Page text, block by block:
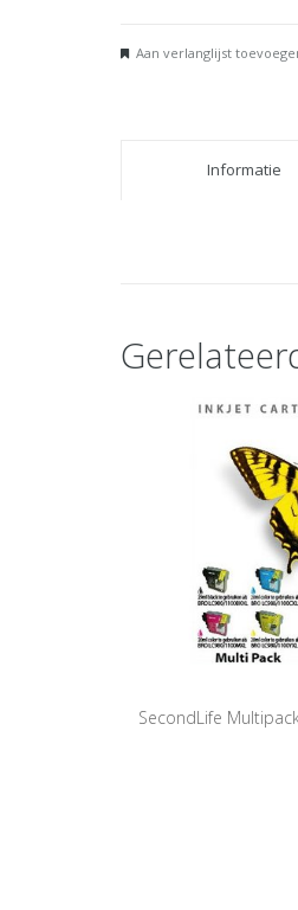
Aan verlanglijst
Informatie
SecondLife